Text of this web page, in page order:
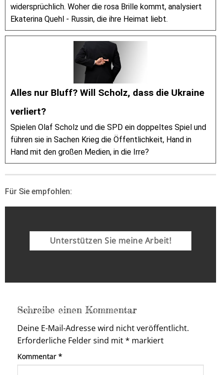
widersprüchlich. Woher die rosa Brille kommt, analysiert
Ekaterina Quehl - Russin, die ihre Heimat liebt.
Alles nur Bluff? Will Scholz, dass die Ukraine
verliert?
Spielen Olaf Scholz und die SPD ein doppeltes Spiel und
führen sie in Sachen Krieg die Öffentlichkeit, Hand in
Hand mit den großen Medien, in die Irre?
Für Sie empfohlen:
Unterstützen Sie meine Arbeit!
Schreibe einen Kommentar
Deine E-Mail-Adresse wird nicht veröffentlicht.
Erforderliche Felder sind mit* markiert
Kommentar *